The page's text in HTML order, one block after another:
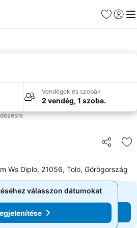
Kedvencek
Vendégek és szobák
2 vendég, 1 szoba.
Ws Diplo, 21056, Tolo, Görögország
válasszon dátumokat
megjelenítése
válasszon dátumokat